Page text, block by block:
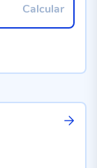
Calcular